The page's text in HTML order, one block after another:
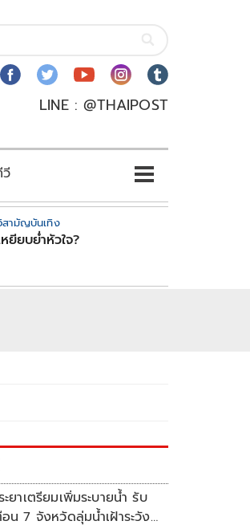
LINE : @THAIPOST
สามัญบันเทิง
หยียบย่ำหัวใจ?
ะยาเตรียมเพิ่มระบายน้ำ รับ
น 7 จังหวัดลุ่มน้ำเฝ้าระวัง